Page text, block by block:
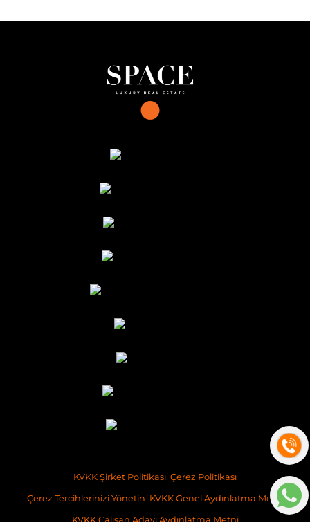
KVKK Şirket Politikası Çerez Politikası
Çerez Tercihlerinizi Yönetin KVKK Genel Aydınlatma Metni
KVKK Çalışan Adayı Aydınlatma Metni